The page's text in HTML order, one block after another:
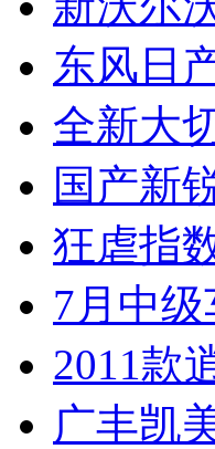
东风日
全新大
国产新
狂虐指
7月中
2011款
广丰凯